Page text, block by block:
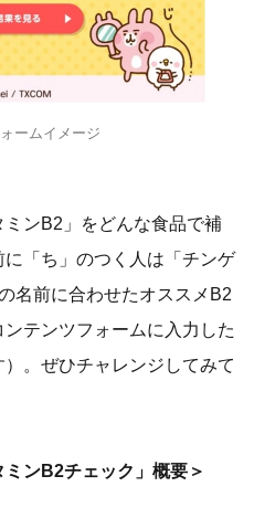
ームイメージ
ンB2」をどんな食品で補
「ち」のつく人は「チンゲ
名前に合わせたオススメB2
テンツフォームに入力した
。ぜひチャレンジしてみて
ンB2チェック」概要＞